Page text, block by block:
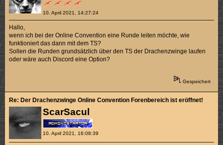
10. April 2021, 14:27:24
Hallo,
wenn ich bei der Online Convention eine Runde leiten möchte, wie
funktioniert das dann mit dem TS?
Sollen die Runden grundsätzlich über den TS der Drachenzwinge laufen
oder wäre auch Discord eine Option?
Gespeichert
ScarSacul
10. April 2021, 16:08:39
Re: Der Drachenzwinge Online Convention Forenbereich ist eröffnet!